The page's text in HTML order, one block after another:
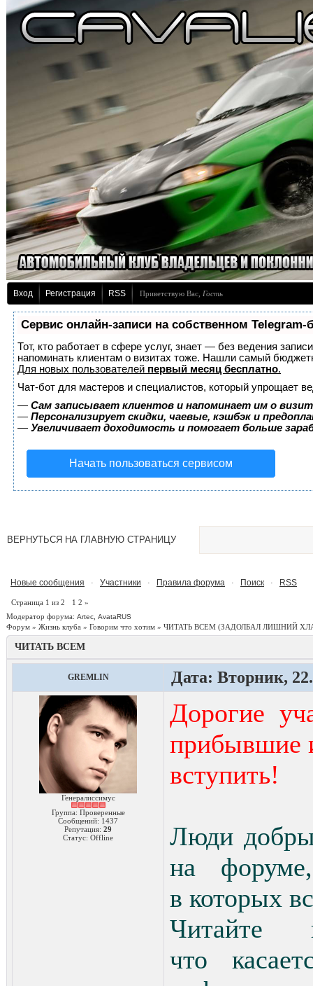
Вход Регистрация RSS Приветствую Вас Гость
Сервис онлайн-записи на собственном Telegram-
Тот, кто работает в сфере услуг, знает — без ведения
напоминать клиентам о визитах тоже. Нашли самый
Для новых пользователей первый месяц бесплатно.
Чат-бот для мастеров и специалистов, который упрощает
— Сам записывает клиентов и напоминает им о
— Персонализирует скидки, чаевые, кэшбэк и
— Увеличивает доходимость и помогает больше
Начать пользоваться сервисом
ВЕРНУТЬСЯ НА ГЛАВНУЮ СТРАНИЦУ
Новые сообщения · Участники · Правила форума · Поиск · RSS
Страница 1 из 2 1 2 »
Модератор форума: Artec AvataRUS
Форум » Жизнь клуба » Говорим что хотим » ЧИТАТЬ ВСЕМ (ЗАДОЛБАЛ ЛИШНИЙ
ЧИТАТЬ ВСЕМ
GREMLIN Дата: Вторник,
Генералиссимус
Группа: Проверенные
Сообщений: 1437
Репутация: 29
Статус: Offline
Дорогие
прибывшие
вступить!
Люди
на
в которых
Читайте
что